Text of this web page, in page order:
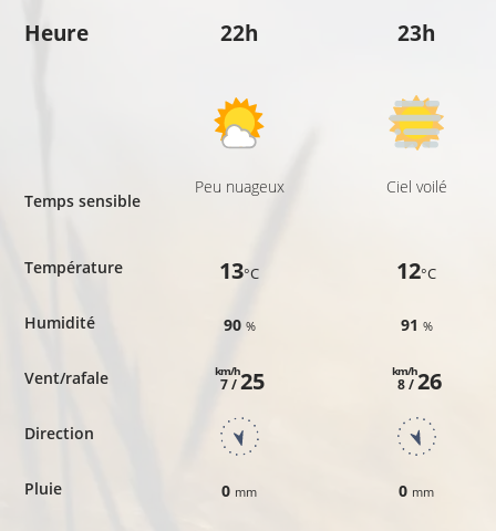
Heure
Temps sensible
Température
Humidité
Vent/rafale
Direction
Pluie
22h
Peu nuageux
13°C
90 %
7 /
km/h25
0 mm
23h
Ciel voilé
12°C
91 %
8 /
km/h26
0 mm